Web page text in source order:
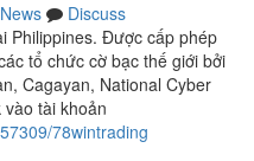
News
Discuss
Philippines. Được cấp phép
tổ chức cờ bạc thế giới bởi
Cagayan, National Cyber
tài khoản
78wintrading